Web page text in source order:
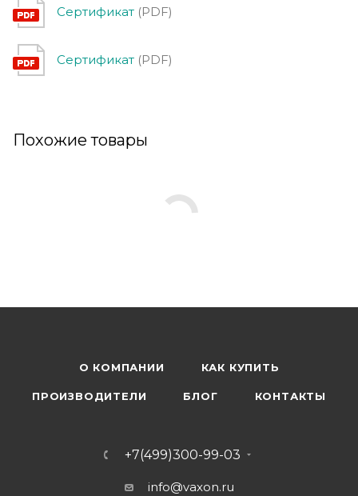
Сертификат (PDF)
Сертификат (PDF)
Похожие товары
О КОМПАНИИ КАК КУПИТЬ
ПРОИЗВОДИТЕЛИ БЛОГ КОНТАКТЫ
+7(499)300-99-03
info@vaxon.ru